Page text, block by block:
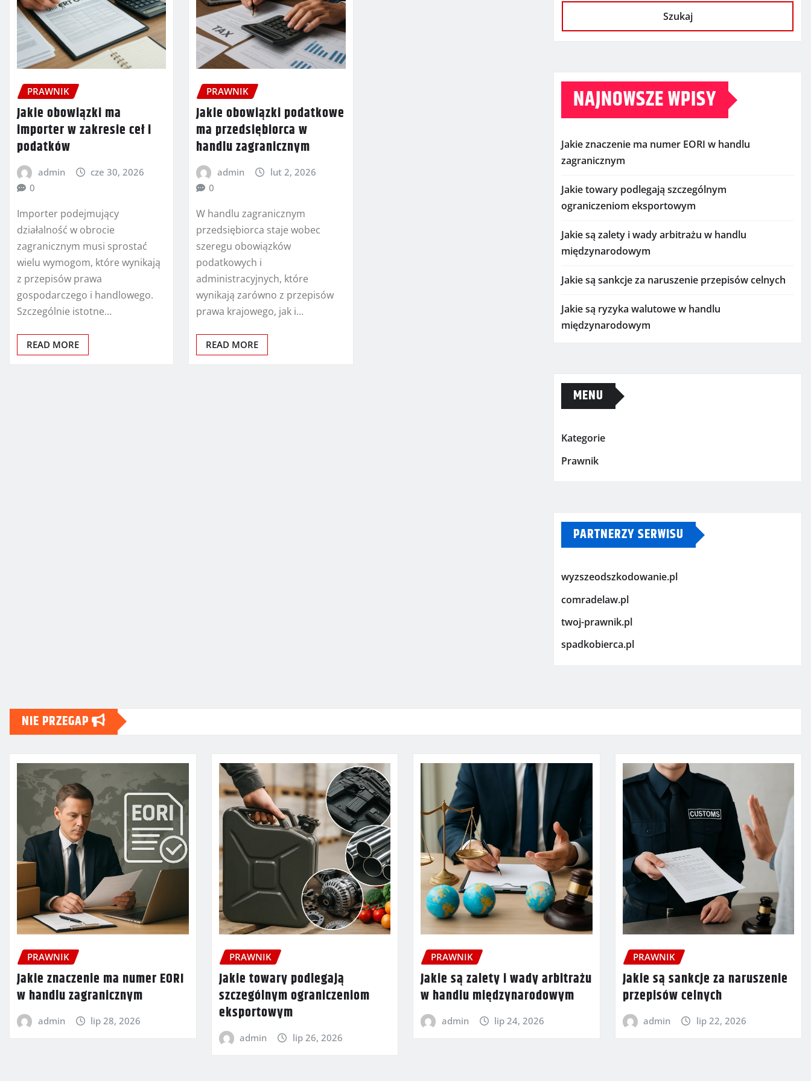
PRAWNIK
Jakie obowiązki ma
importer w zakresie ceł i
podatków
admin
cze 30, 2026
0
Importer podejmujący
działalność w obrocie
zagranicznym musi sprostać
wielu wymogom, które wynikają
z przepisów prawa
gospodarczego i handlowego.
Szczególnie istotne…
READ MORE
PRAWNIK
Jakie obowiązki podatkowe
ma przedsiębiorca w
handlu zagranicznym
admin
lut 2, 2026
0
W handlu zagranicznym
przedsiębiorca staje wobec
szeregu obowiązków
podatkowych i
administracyjnych, które
wynikają zarówno z przepisów
prawa krajowego, jak i…
READ MORE
Szukaj
NAJNOWSZE WPISY
Jakie znaczenie ma numer EORI w handlu
zagranicznym
Jakie towary podlegają szczególnym
ograniczeniom eksportowym
Jakie są zalety i wady arbitrażu w handlu
międzynarodowym
Jakie są sankcje za naruszenie przepisów celnych
Jakie są ryzyka walutowe w handlu
międzynarodowym
MENU
Kategorie
Prawnik
PARTNERZY SERWISU
wyzszeodszkodowanie.pl
comradelaw.pl
twoj-prawnik.pl
spadkobierca.pl
NIE PRZEGAP
PRAWNIK
Jakie znaczenie ma numer EORI
w handlu zagranicznym
admin lip 28, 2026
PRAWNIK
Jakie towary podlegają
szczególnym ograniczeniom
eksportowym
admin lip 26, 2026
PRAWNIK
Jakie są zalety i wady arbitrażu
w handlu międzynarodowym
admin lip 24, 2026
PRAWNIK
Jakie są sankcje za naruszenie
przepisów celnych
admin lip 22, 2026